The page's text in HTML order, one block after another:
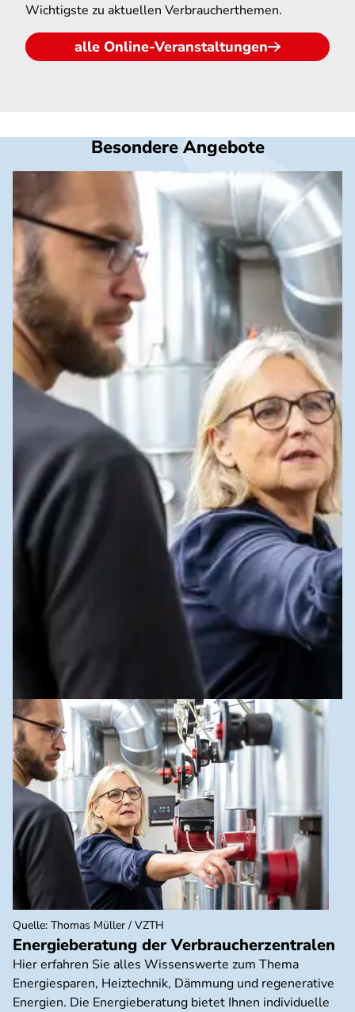
Wichtigste zu aktuellen Verbraucherthemen.
alle Online-Veranstaltungen
Besondere Angebote
Energieberatung der Verbraucherzentralen
Hier erfahren Sie alles Wissenswerte zum Thema
Energiesparen, Heiztechnik, Dämmung und regenerative
Energien. Die Energieberatung bietet Ihnen individuelle
Quelle: Thomas Müller / VZTH